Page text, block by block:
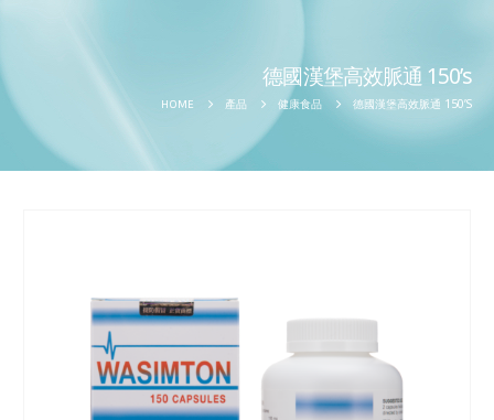
德國漢堡高效脈通 150’s
HOME 產品 健康食品 德國漢堡高效脈通 150’S